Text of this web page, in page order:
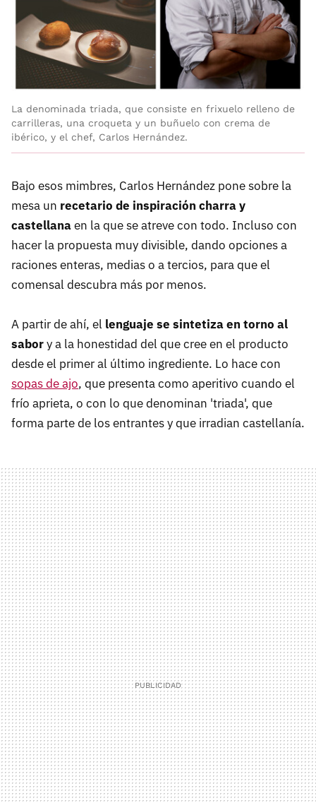
La denominada triada, que consiste en frixuelo relleno de
carrilleras, una croqueta y un buñuelo con crema de
ibérico, y el chef, Carlos Hernández.
Bajo esos mimbres, Carlos Hernández pone sobre la
mesa un recetario de inspiración charra y
castellanaen la que se atreve con todo. Incluso con
hacer la propuesta muy divisible, dando opciones a
raciones enteras, medias o a tercios, para que el
comensal descubra más por menos.
A partir de ahí, el lenguaje se sintetiza en torno al
sabory a la honestidad del que cree en el producto
desde el primer al último ingrediente. Lo hace con
sopas de ajo, que presenta como aperitivo cuando el
frío aprieta, o con lo que denominan 'triada', que
forma parte de los entrantes y que irradian castellanía.